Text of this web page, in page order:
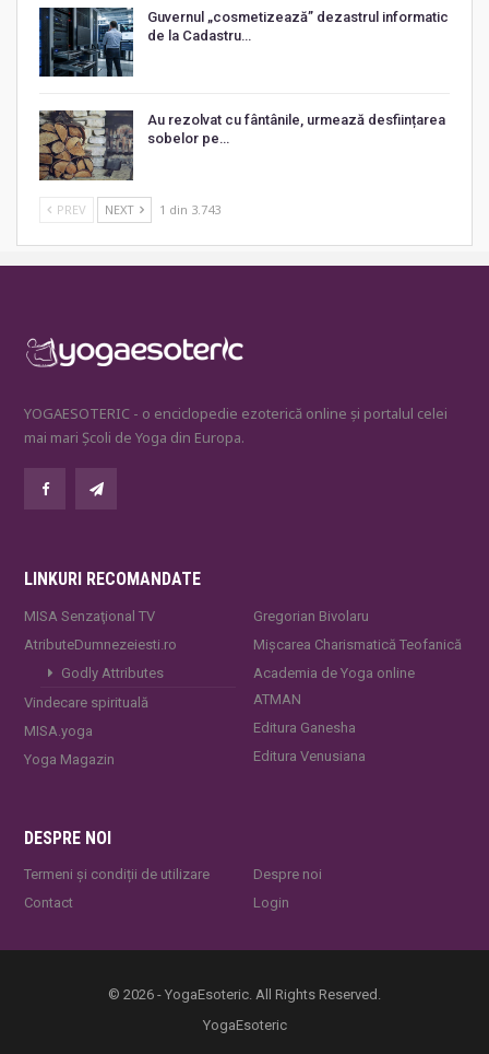
Guvernul „cosmetizează” dezastrul informatic
de la Cadastru…
Au rezolvat cu fântânile, urmează desființarea
sobelor pe…
PREV NEXT 1 din 3.743
YOGAESOTERIC - o enciclopedie ezoterică online și portalul celei
mai mari Școli de Yoga din Europa.
LINKURI RECOMANDATE
MISA Senzaţional TV
AtributeDumnezeiesti.ro
Godly Attributes
Vindecare spirituală
MISA.yoga
Yoga Magazin
Gregorian Bivolaru
Mișcarea Charismatică Teofanică
Academia de Yoga online
ATMAN
Editura Ganesha
Editura Venusiana
DESPRE NOI
Termeni și condiții de utilizare
Contact
Despre noi
Login
© 2026 - YogaEsoteric. All Rights Reserved.
YogaEsoteric